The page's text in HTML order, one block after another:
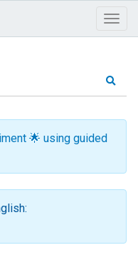
🌟 using guided